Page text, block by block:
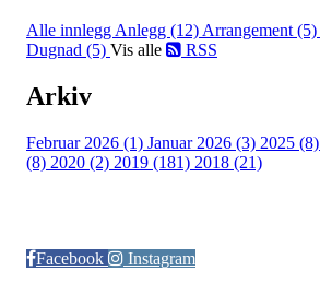
Alle innlegg Anlegg (12) Arrangement (5)
Dugnad (5) Vis alle RSS
Arkiv
Februar 2026 (1) Januar 2026 (3) 2025 (8)
(8) 2020 (2) 2019 (181) 2018 (21)
Facebook
Instagram